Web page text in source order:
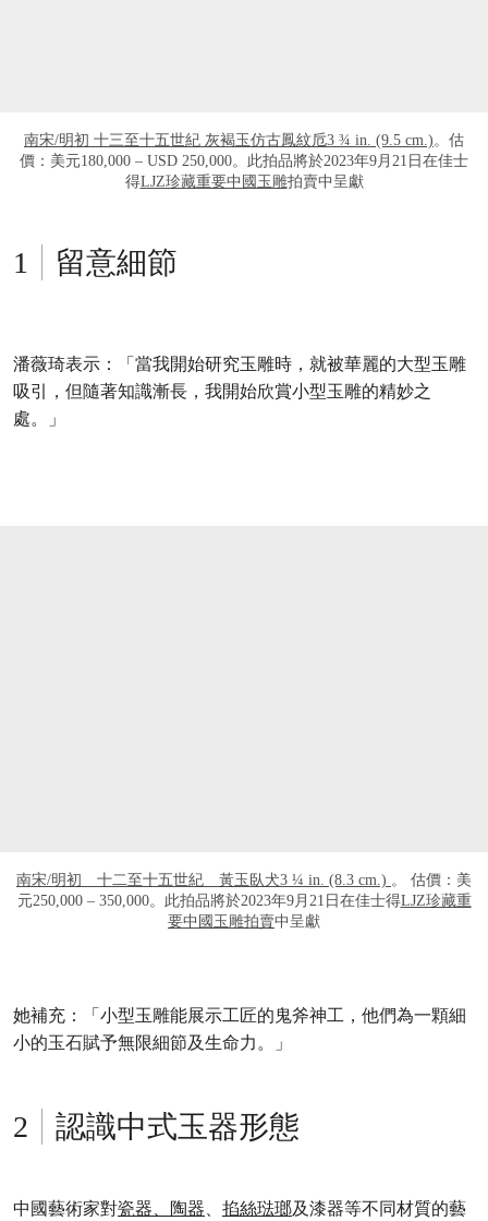
南宋/明初 十三至十五世紀 灰褐玉仿古鳳紋卮3 ¾ in. (9.5 cm.)。估
價：美元180,000 – USD 250,000。此拍品將於2023年9月21日在佳士
得LJZ珍藏重要中國玉雕拍賣中呈獻
留意細節
潘薇琦表示：「當我開始研究玉雕時，就被華麗的大型玉雕
吸引，但隨著知識漸長，我開始欣賞小型玉雕的精妙之
處。」
南宋/明初 十二至十五世紀 黃玉臥犬3 ¼ in. (8.3 cm.) 。 估價：美
元250,000 – 350,000。此拍品將於2023年9月21日在佳士得LJZ珍藏重
要中國玉雕拍賣中呈獻
她補充：「小型玉雕能展示工匠的鬼斧神工，他們為一顆細
小的玉石賦予無限細節及生命力。」
認識中式玉器形態
中國藝術家對瓷器、陶器 掐絲琺瑯及漆器等不同材質的藝